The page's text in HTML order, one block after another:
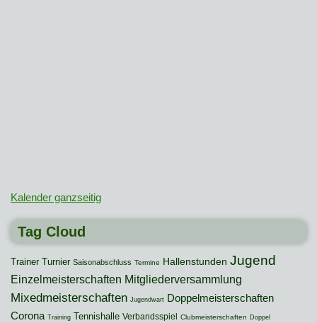
Kalender ganzseitig
Tag Cloud
Trainer Turnier Saisonabschluss Termine Hallenstunden Jugend
Einzelmeisterschaften Mitgliederversammlung
Mixedmeisterschaften Jugendwart Doppelmeisterschaften
Corona Training Tennishalle Verbandsspiel Clubmeisterschaften Doppel